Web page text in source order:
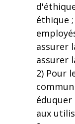
éthique
assurer
assurer
2) Pour
aux